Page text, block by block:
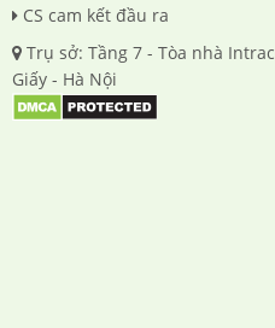
CS cam kết đầu ra
Trụ sở: Tầng 7 - Tòa nhà
Giấy - Hà Nội